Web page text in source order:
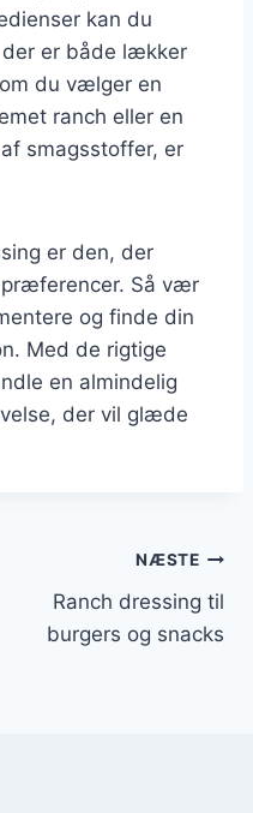
kan du
der er både lækker
du vælger en
ranch eller en
smagsstoffer, er
er den, der
Så vær
og finde din
Med de rigtige
en almindelig
der vil glæde
NÆSTE
Ranch dressing til
burgers og snacks